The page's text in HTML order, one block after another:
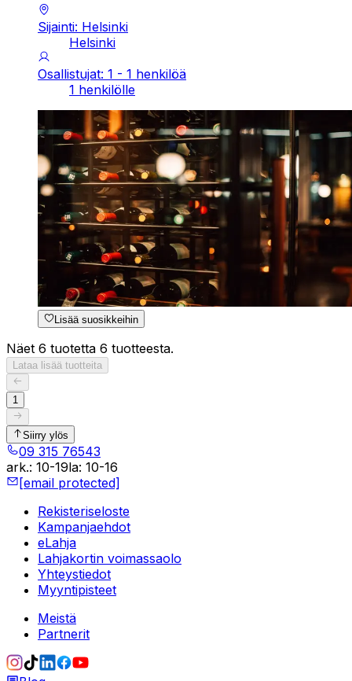
Sijainti: Helsinki
Helsinki
Osallistujat: 1 - 1 henkilöä
1 henkilölle
Lisää suosikkeihin
Näet 6 tuotetta 6 tuotteesta.
Lataa lisää tuotteita
1
Siirry ylös
09 315 76543
ark.: 10-19la: 10-16
[email protected]
Rekisteriseloste
Kampanjaehdot
eLahja
Lahjakortin voimassaolo
Yhteystiedot
Myyntipisteet
Meistä
Partnerit